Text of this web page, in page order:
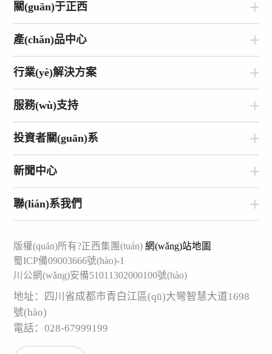
關(guān)于正西
產(chǎn)品中心
行業(yè)解決方案
服務(wù)支持
投資者關(guān)系
新聞中心
聯(lián)系我們
版權(quán)所有?正西集團(tuán)網(wǎng)站地圖
蜀ICP備09003666號(hào)-1
川公網(wǎng)安備51011302000100號(hào)
地址：四川省成都市青白江區(qū)大彎智慧大道1698
號(hào)
電話：028-67999199